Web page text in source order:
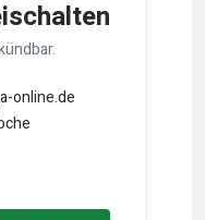
online.de